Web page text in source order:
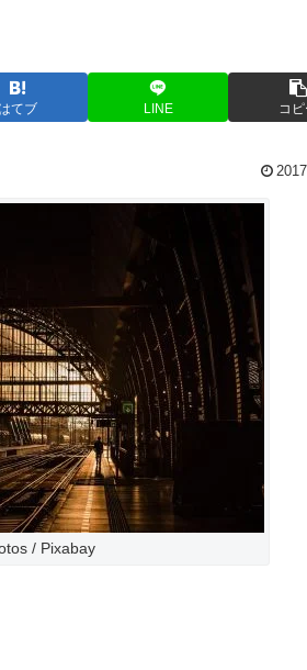
てブ LINE コピ
/ Pixabay